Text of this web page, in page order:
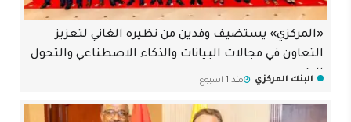
«المركزي» يستضيف وفدين من نظيره الغاني لتعزيز
التعاون في مجالات البيانات والذكاء الاصطناعي والتحول
الرقمي
البنك المركزي منذ 1 اسبوع